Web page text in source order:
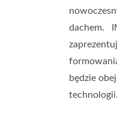
dachem.
będzie
technologii.